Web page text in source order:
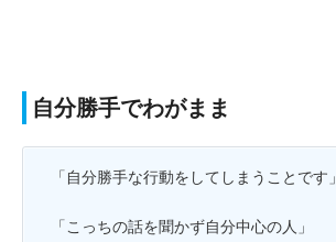
自分勝手でわがまま
「自分勝手な行動をしてしまうことです」
「こっちの話を聞かず自分中心の人」